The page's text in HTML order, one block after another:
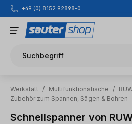
Zum Hauptinhalt springen
+49 (0) 8152 92898-0
Suchbegriff
Werkstatt / Multifunktionstische /
Zubehör zum Spannen, Sägen & Bohren
Schnellspanner von